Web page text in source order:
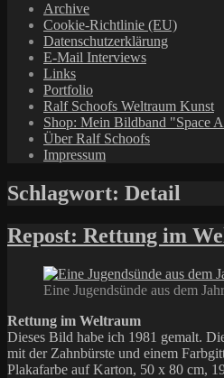
Archive
Cookie-Richtlinie (EU)
Datenschutzerklärung
E-Mail Interviews
Links
Portfolio
Ralf Schoofs Weltraum Kunst
Shop: Mein Bildband "Space
Über Ralf Schoofs
Impressum
Schlagwort: Detail
Repost: Rettung im
Eine Jugendsünde aus dem
Rettung im Weltraum
Dieses Bild habe ich 1981 gemalt.
mit der Zahnbürste und einem
Plakafarbe auf Karton, 50 x 80 cm,